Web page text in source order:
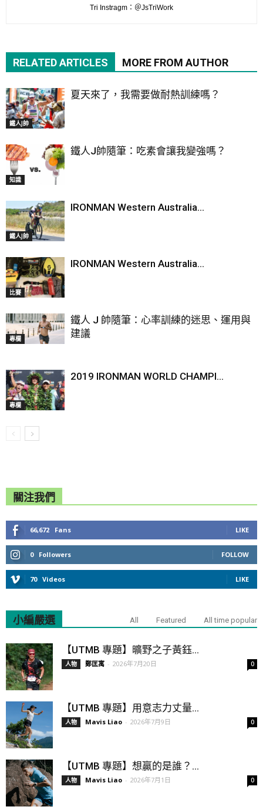
Tri Instragm：＠JsTriWork
RELATED ARTICLES MORE FROM AUTHOR
鐵人J帥
夏天來了，我需要做耐熱訓練嗎？
知識
鐵人J帥隨筆：吃素會讓我變強嗎？
鐵人J帥
IRONMAN Western Australia...
比賽
IRONMAN Western Australia...
專欄
鐵人 J 帥隨筆：心率訓練的迷思、運用與
建議
專欄
2019 IRONMAN WORLD CHAMPI...
關注我們
66,672 Fans LIKE
0 Followers FOLLOW
70 Videos LIKE
小編嚴選 All Featured All time popular
【UTMB 專題】曠野之子黃鈺...
人物 鄭匡寓 - 2026年7月20日 0
【UTMB 專題】用意志力丈量...
人物 Mavis Liao - 2026年7月9日 0
【UTMB 專題】想贏的是誰？...
人物 Mavis Liao - 2026年7月1日 0